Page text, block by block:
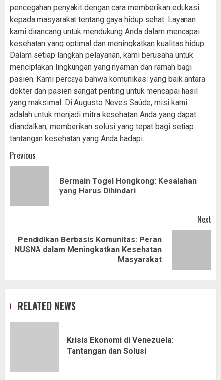
pencegahan penyakit dengan cara memberikan edukasi
kepada masyarakat tentang gaya hidup sehat. Layanan
kami dirancang untuk mendukung Anda dalam mencapai
kesehatan yang optimal dan meningkatkan kualitas hidup.
Dalam setiap langkah pelayanan, kami berusaha untuk
menciptakan lingkungan yang nyaman dan ramah bagi
pasien. Kami percaya bahwa komunikasi yang baik antara
dokter dan pasien sangat penting untuk mencapai hasil
yang maksimal. Di Augusto Neves Saúde, misi kami
adalah untuk menjadi mitra kesehatan Anda yang dapat
diandalkan, memberikan solusi yang tepat bagi setiap
tantangan kesehatan yang Anda hadapi.
Post
navigation
Previous
Bermain Togel Hongkong: Kesalahan
yang Harus Dihindari
Next
Next
Pendidikan Berbasis Komunitas: Peran
NUSNA dalam Meningkatkan Kesehatan
Masyarakat
RELATED NEWS
Krisis Ekonomi di Venezuela:
Tantangan dan Solusi